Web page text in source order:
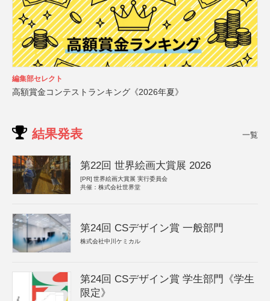
編集部セレクト
高額賞金コンテストランキング《2026年夏》
結果発表 一覧
第22回 世界絵画大賞展 2026
[PR] 世界絵画大賞展 実行委員会
共催：株式会社世界堂
第24回 CSデザイン賞 一般部門
株式会社中川ケミカル
第24回 CSデザイン賞 学生部門《学生
限定》